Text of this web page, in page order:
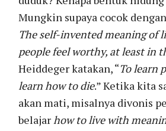
Mungkin supaya cocok
The self-invented meaning of
people feel worthy, at least in
Heiddeger katakan, “To learn
learn how to die.” Ketika kita
akan mati, misalnya divonis
belajarhow to live with